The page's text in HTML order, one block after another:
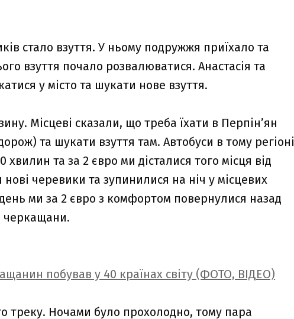
стало взуття. У ньому подружжя приїхало та
взуття почало розвалюватися. Анастасія та
у місто та шукати нове взуття.
Місцеві сказали, що треба їхати в Перпін’ян
та шукати взуття там. Автобуси в тому регіоні
та за 2 євро ми дісталися того місця від
черевики та зупинилися на ніч у місцевих
ми за 2 євро з комфортом повернулися назад
черкащани.
побував у 40 країнах світу (ФОТО, ВІДЕО)
треку. Ночами було прохолодно, тому пара